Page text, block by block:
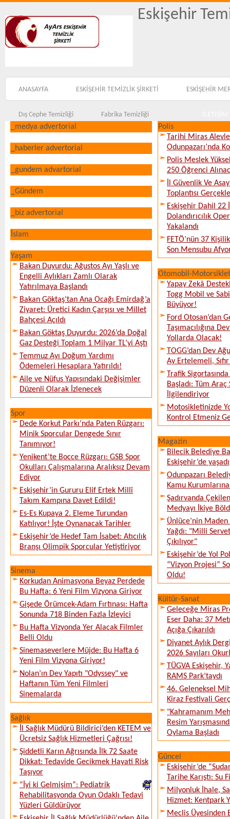
Eskişehir
ANASAYFA ESKİŞEHİR TEMİZLİK ŞİRKETİ ESKİŞEHİR
Dış Cephe Temizliği Fabrika Temizliği
_medya advertorial
_haberler advertorial
_gundem advartorial
_Gündem
_biz advertorial
İslam
Yaşam
Bakan Duyurdu: Ağustos Ayı Yaşlı ve
Engelli Aylıkları Zamlı Olarak
Yatırılmaya Başlandı
Bakan Göktaş’tan Ana Ocağı Emirdağ’a
Ziyaret: Üretici Kadın Çarşısı ve Millet
Bahçesi Açıldı
Bakan Göktaş Duyurdu: 2026’da Doğal
Gaz Desteği Toplam 1 Milyar TL’yi Aştı
Temmuz Ayı Doğum Yardımı
Ödemeleri Hesaplara Yatırıldı!
Aile ve Nüfus Yapısındaki Değişimler
Düzenli Olarak İzlenecek
Spor
Dede Korkut Parkı’nda Paten Rüzgarı:
Minik Sporcular Dengede Sınır
Tanımıyor!
Yenikent’te Bocce Rüzgarı: GSB Spor
Okulları Çalışmalarına Aralıksız Devam
Ediyor
Eskişehir’in Gururu Elif Ertek Millî
Takım Kampına Davet Edildi!
Es-Es Kupaya 2. Eleme Turundan
Katılıyor! İşte Oynanacak Tarihler
Eskişehir’de Hedef Tam İsabet: Atıcılık
Branşı Olimpik Sporcular Yetiştiriyor
Sinema
Korkudan Animasyona Beyaz Perdede
Bu Hafta: 6 Yeni Film Vizyona Giriyor
Gişede Örümcek-Adam Fırtınası: Hafta
Sonunda 718 Binden Fazla İzleyici
Bu Hafta Vizyonda Yer Alacak Filmler
Belli Oldu
Sinemaseverlere Müjde: Bu Hafta 6
Yeni Film Vizyona Giriyor!
Nolan’ın Dev Yapıtı "Odyssey" ve
Haftanın Tüm Yeni Filmleri
Sinemalarda
Sağlık
İl Sağlık Müdürü Bildirici’den KETEM ve
Ücretsiz Sağlık Hizmetleri Çağrısı!
Şiddetli Karın Ağrısında İlk 72 Saate
Dikkat: Tedavide Gecikmek Hayati Risk
Taşıyor
“İyi ki Gelmişim”: Pediatrik
Rehabilitasyonda Oyun Odaklı Tedavi
Yüzleri Güldürüyor
Polis
Tarihi Miras
Odunpazarı’nda
Polis Meslek
250 Öğrenci
İl Güvenlik Ve
Toplantısı
Eskişehir Dahil
Dolandırıcılık
Yakalandı
FETÖ’nün 37
Son Mensubu
Otomobil-Motorsiklet
Yapay Zekâ
Togg Mobil ve
Büyüyor!
Ford Otosan’dan
Taşımacılığına
Yollarda Olacak!
TOGG’dan Dev
Ay Ertelemeli,
Trafik
Başladı: Tüm
İlgilendiriyor
Motosikletinizde
Kontrol Etmeniz
Magazin
Bilecik Belediye
Eskişehir’de
Odunpazarı
Kamu Kurumlarına
Şadırvanda
Medyayı İkiye
Ünlüce’nin Maden
Yağdı: "Milli
Çıkılıyor"
Eskişehir’de Yol
“Vizyon Projesi”
Oldu!
Kültür-Sanat
Geleceğe Miras
Eser Daha: 37
Açığa Çıkarıldı
Diyanet Aylık
2026 Sayıları
TÜGVA Eskişehir,
RAMS Park’taydı
46. Geleneksel
Kiraz Festivali
"Kahramanım
Resim
Oylama Başladı
Güncel
Eskişehir’de
Tarihe Karıştı: Su
Milyonluk İhale,
Hizmet: Kentpark
Meclis Üyesinden